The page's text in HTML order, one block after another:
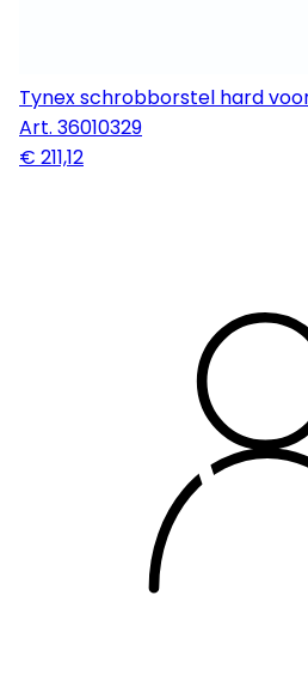
Tynex schrobborstel hard
Art. 36010329
€ 211,12